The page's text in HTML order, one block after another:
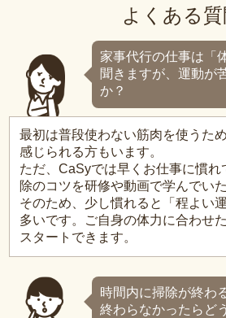
よくある質
家事代行の仕事は「
聞きますが、運動が
か？
最初は普段使わない筋肉を使うた
感じられる方もいます。
ただ、CaSyでは早くお仕事に慣
除のコツを研修や動画で学んでい
そのため、少し慣れると「程よい
多いです。ご自身の体力に合わせ
スタートできます。
時間内に掃除が終わ
終わらなかったらど